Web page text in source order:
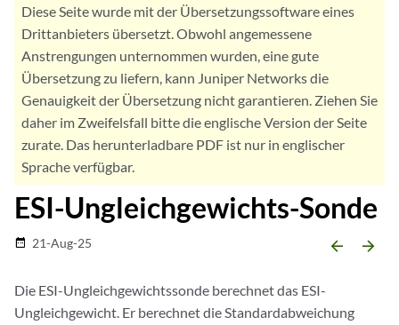
Diese Seite wurde mit der Übersetzungssoftware eines
Drittanbieters übersetzt. Obwohl angemessene
Anstrengungen unternommen wurden, eine gute
Übersetzung zu liefern, kann Juniper Networks die
Genauigkeit der Übersetzung nicht garantieren. Ziehen Sie
daher im Zweifelsfall bitte die englische Version der Seite
zurate. Das herunterladbare PDF ist nur in englischer
Sprache verfügbar.
ESI-Ungleichgewichts-Sonde
date_range 21-Aug-25 arrow_backward arrow_forward
Die ESI-Ungleichgewichtssonde berechnet das ESI-
Ungleichgewicht. Er berechnet die Standardabweichung